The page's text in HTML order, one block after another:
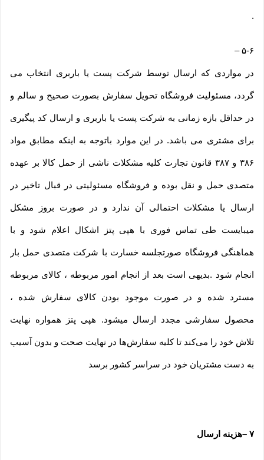
.
۵-۶–
در مواردی که ارسال توسط شرکت پست یا باربری انتخاب می
گردد، مسئولیت فروشگاه تحویل سفارش بصورت صحیح و سالم و
در حداقل بازه زمانی به شرکت پست یا باربری و ارسال کد پیگیری
برای مشتری می باشد. در این موارد باتوجه به اینکه مطابق مواد
۳۸۶ و ۳۸۷ قانون تجارت کلیه مشکلات ناشی از حمل کالا بر عهده
متصدی حمل و نقل بوده و فروشگاه مسئولیتی در قبال تاخیر در
ارسال یا مشکلات احتمالی آن ندارد و در صورت بروز مشکل
میبایست طی تماس فوری با هپی پتز اشکال اعلام شود و با
هماهنگی فروشگاه صورتجلسه خسارت با شرکت متصدی حمل بار
انجام شود .بدیهی است بعد از انجام امور مربوطه ، کالای مربوطه
مسترد شده و در صورت موجود بودن کالای سفارش شده ،
محصول سفارشی مجدد ارسال میشود. هپی پتز همواره نهایت
تلاش خود را می‏‌کند تا کلیه سفارش‏‌ها در نهایت صحت و بدون آسیب
به دست مشتریان خود در سراسر کشور برسد
۷ –هزینه ارسال